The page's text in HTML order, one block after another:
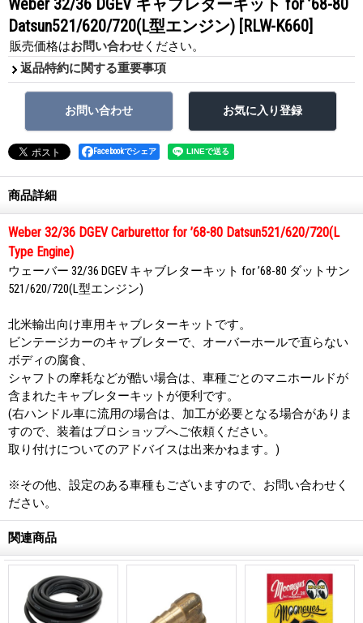
Weber 32/36 DGEV キャブレターキット for ’68-80
Datsun521/620/720(L型エンジン) [RLW-K660]
販売価格はお問い合わせ ください。
返品特約に関する重要事項
Facebookでシェア
商品詳細
Weber 32/36 DGEV Carburettor for ’68-80 Datsun521/620/720(L
Type Engine)
ウェーバー 32/36 DGEV キャブレターキット for ’68-80 ダットサン
521/620/720(L型エンジン)
北米輸出向け車用キャブレターキットです。
ビンテージカーのキャブレターで、オーバーホールで直らない
ボディの腐食、
シャフトの摩耗などが酷い場合は、車種ごとのマニホールドが
含まれたキャブレターキットが便利です。
(右ハンドル車に流用の場合は、加工が必要となる場合がありま
すので、装着はプロショップへご依頼ください。
取り付けについてのアドバイスは出来かねます。)
※その他、設定のある車種もございますので、お問い合わせく
ださい。
関連商品